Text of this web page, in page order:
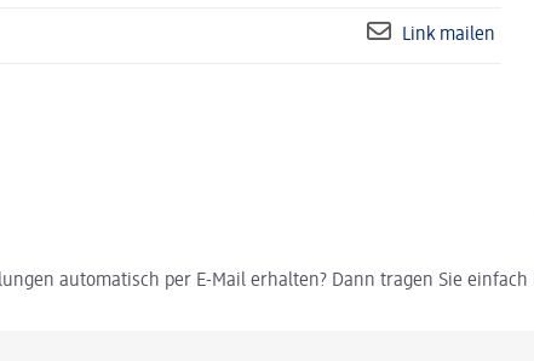
Link mailen
automatisch per E-Mail erhalten? Dann tragen Sie